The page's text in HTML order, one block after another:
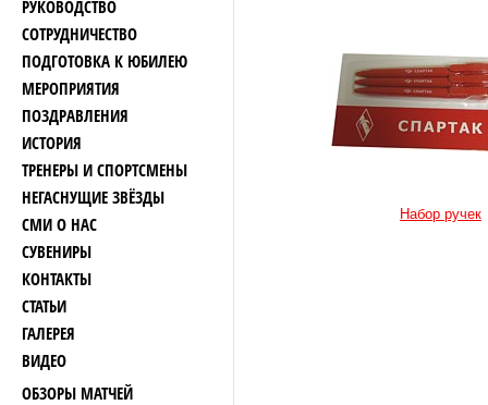
РУКОВОДСТВО
СОТРУДНИЧЕСТВО
ПОДГОТОВКА К ЮБИЛЕЮ
МЕРОПРИЯТИЯ
ПОЗДРАВЛЕНИЯ
ИСТОРИЯ
ТРЕНЕРЫ И СПОРТСМЕНЫ
НЕГАСНУЩИЕ ЗВЁЗДЫ
СМИ О НАС
СУВЕНИРЫ
КОНТАКТЫ
СТАТЬИ
ГАЛЕРЕЯ
ВИДЕО
ОБЗОРЫ МАТЧЕЙ
Набор ручек